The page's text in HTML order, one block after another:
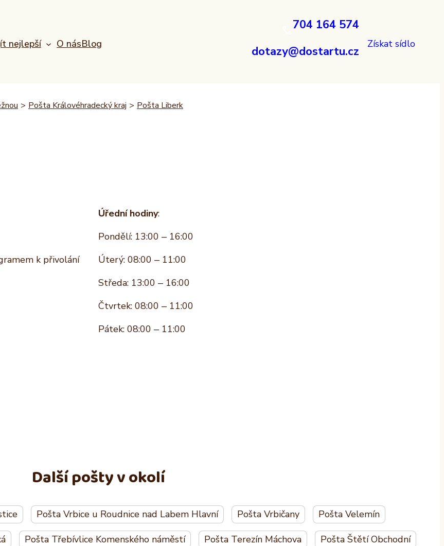
nejlepší O násBlog
704 164 574
dotazy@dostartu.cz
Získat sídlo
> Pošta Královéhradecký kraj > Pošta Liberk
k přivolání
Úřední hodiny:
Pondělí: 13:00 – 16:00
Úterý: 08:00 – 11:00
Středa: 13:00 – 16:00
Čtvrtek: 08:00 – 11:00
Pátek: 08:00 – 11:00
Další pošty v okolí
Pošta Vrbice u Roudnice nad Labem Hlavní Pošta Vrbičany Pošta Velemín
Pošta Třebívlice Komenského náměstí Pošta Terezín Máchova Pošta Štětí Obchodní